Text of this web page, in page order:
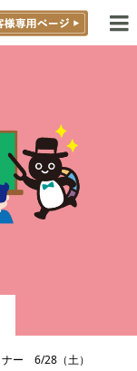
ー 6/28（土）